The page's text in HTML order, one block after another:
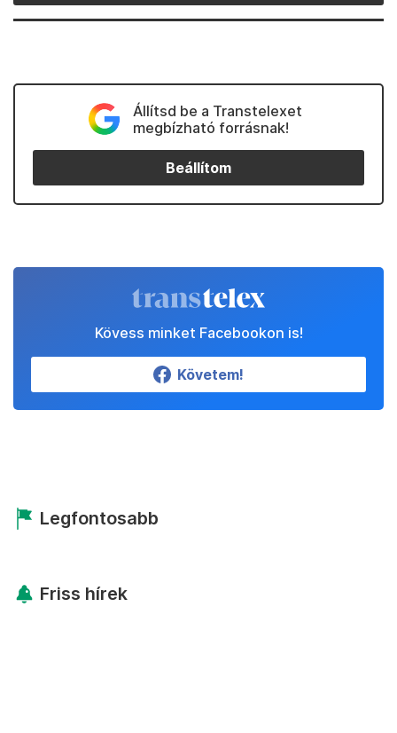
Állítsd be a Transtelexet
megbízható forrásnak!
Beállítom
Kövess minket Facebookon is!
Követem!
Legfontosabb
Friss hírek